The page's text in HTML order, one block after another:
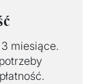
miesiące.